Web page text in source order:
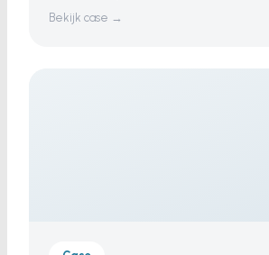
Bekijk case →